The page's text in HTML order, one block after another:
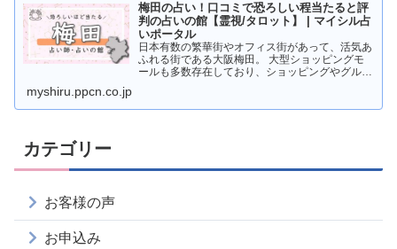
梅田の占い！口コミで恐ろしい程当たると評
判の占いの館【霊視/タロット】 | マイシル占
いポータル
日本有数の繁華街やオフィス街があって、活気あ
ふれる街である大阪梅田。 大型ショッピングモ
ールも多数存在しており、ショッピングやグルメ
すか？ そこで本記事
myshiru.ppcn.co.jp
カテゴリー
お客様の声
お申込み